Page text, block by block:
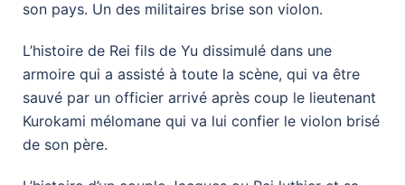
son pays. Un des militaires brise son violon.
L’histoire de Rei fils de Yu dissimulé dans une
armoire qui a assisté à toute la scène, qui va être
sauvé par un officier arrivé après coup le lieutenant
Kurokami mélomane qui va lui confier le violon brisé
de son père.